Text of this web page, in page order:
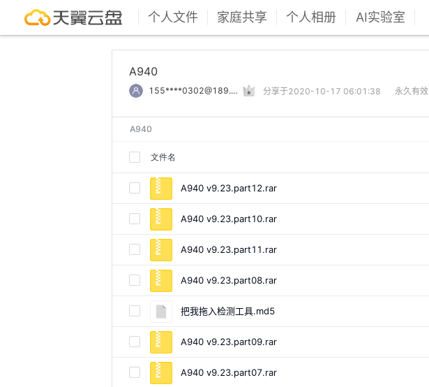
个人文件 家庭共享 个人相册 AI实验室
A940
155****0302@189.cn 分享于2020-10-17 06:01:38 永久有效
A940
文件名
A940 v9.23.part12.rar
A940 v9.23.part10.rar
A940 v9.23.part11.rar
A940 v9.23.part08.rar
把我拖入检测工具.md5
A940 v9.23.part09.rar
A940 v9.23.part07.rar